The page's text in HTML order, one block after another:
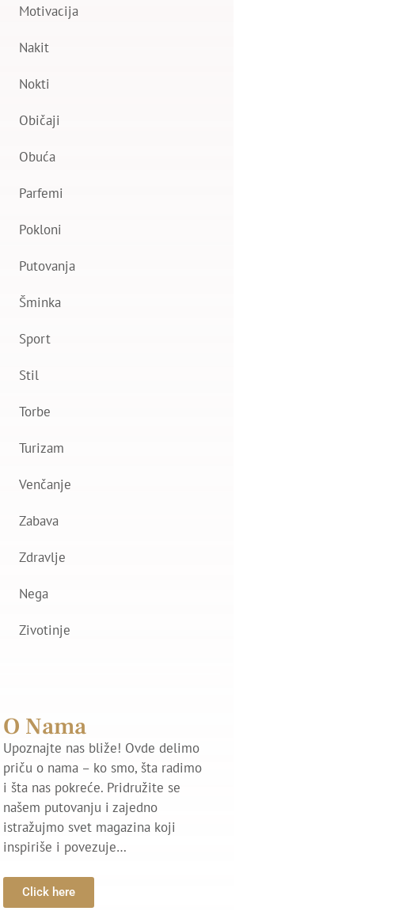
Motivacija
Nakit
Nokti
Običaji
Obuća
Parfemi
Pokloni
Putovanja
Šminka
Sport
Stil
Torbe
Turizam
Venčanje
Zabava
Zdravlje
Nega
Zivotinje
O Nama
Upoznajte nas bliže! Ovde delimo
priču o nama – ko smo, šta radimo
i šta nas pokreće. Pridružite se
našem putovanju i zajedno
istražujmo svet magazina koji
inspiriše i povezuje…
Click here